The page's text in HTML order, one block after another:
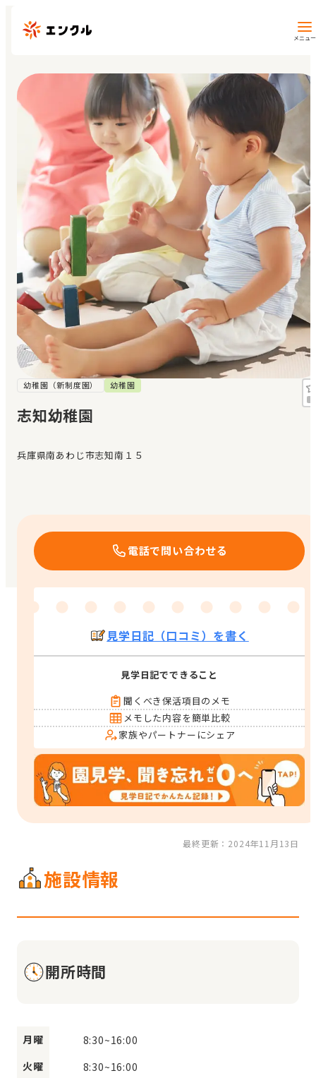
メニュー
保育園・幼稚園を探す
地図から探す
地域から探す
マイページ
閲覧履歴
お気に入り
見学日記
メッセージ
おすすめの園
エンクルの特徴と活用方法
幼稚園（新制度園） 幼稚園
志知幼稚園
兵庫県南あわじ市志知南１５
電話で問い合わせる
見学日記（口コミ）を書く
見学日記でできること
聞くべき保活項目のメモ
メモした内容を簡単比較
家族やパートナーにシェア
最終更新：2024年11月13日
施設情報
開所時間
月曜 8:30~16:00
火曜
8:30~16:00